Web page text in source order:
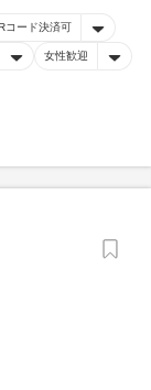
コード決済可
女性歓迎